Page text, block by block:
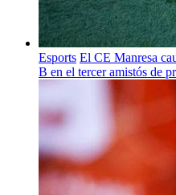
Esports El CE Manresa
B en el tercer amistós de